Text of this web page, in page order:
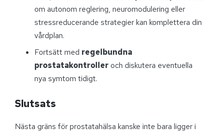
om autonom reglering, neuromodulering eller
stressreducerande strategier kan komplettera din
vårdplan.
Fortsätt med regelbundna
prostatakontrolleroch diskutera eventuella
nya symtom tidigt.
Slutsats
Nästa gräns för prostatahälsa kanske inte bara ligger i